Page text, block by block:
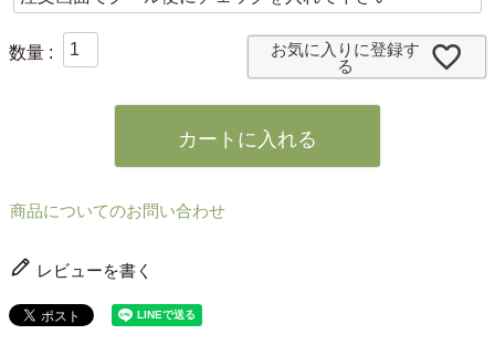
お気に入りに登録す
る
カートに入れる
商品についてのお問い合わせ
レビューを書く